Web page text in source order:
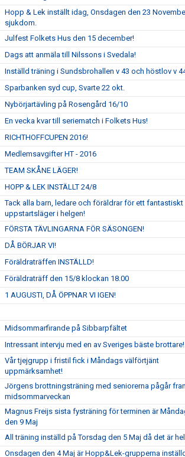
Hopp & Lek inställt idag, Onsdagen den 23
sjukdom.
Julfest Folkets Hus den 15 december!
Dags att anmäla till Nilssons i Svedala!
Inställd träning i Sundsbrohallen v 43 och höstlov v
Sparbanken syd cup, Svarte 22 okt.
Nybörjartävling på Rosengård 16/10
En vecka kvar till seriematch i Folkets Hus!
RICHTHOFFCUPEN 2016!
Medlemsavgifter HT - 2016
TEAM SKÅNE LÄGER!
HOPP & LEK INSTÄLLT 24/8
Tack alla barn, ledare och föräldrar för ett fantastiskt
uppstartsläger i helgen!
FÖRSTA TÄVLINGARNA FÖR SÄSONGEN!
DÅ BÖRJAR VI!
Föräldraträffen INSTÄLLD!
Föräldraträff den 15/8 klockan 18.00
1 AUGUSTI, DÅ ÖPPNAR VI IGEN!
Midsommarfirande på Sibbarpfältet
Intressant intervju med en av Sveriges bäste brottare!
Vår tjejgrupp i fristil fick i Måndags välförtjänt
uppmärksamhet!
Jörgens brottningsträning med seniorerna pågår
midsommarveckan
Magnus Freijs sista fysträning för terminen är
den 9 Maj
All träning inställd på Torsdag den 5 Maj då det är
Onsdagen den 4 Maj är Hopp&Lek-grupperna